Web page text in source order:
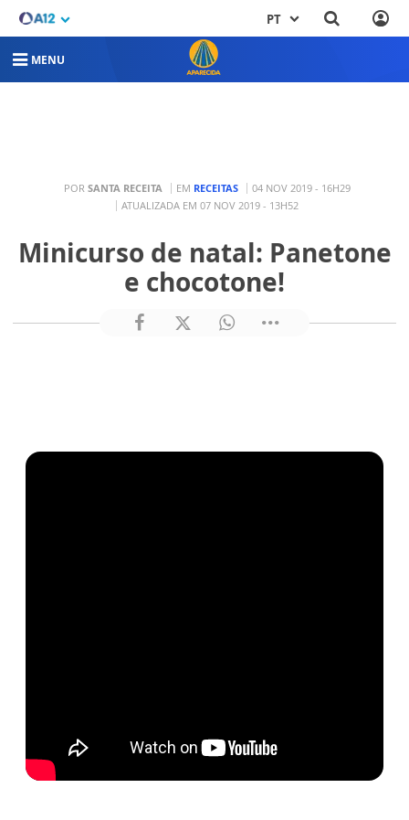
PT
MENU
POR SANTA RECEITA EM RECEITAS
04 NOV 2019 - 16H29
ATUALIZADA EM 07 NOV 2019 - 13H52
Minicurso de natal: Panetone
e chocotone!